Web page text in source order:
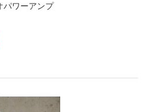
パワーアンプ